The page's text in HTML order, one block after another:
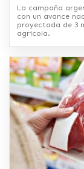
La campaña
con un avance
proyectada de 3
agrícola.